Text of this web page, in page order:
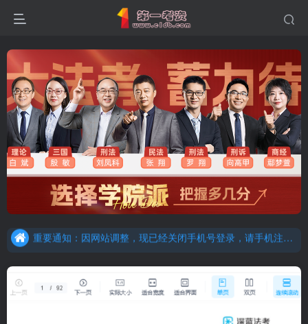
重要通知：因网站调整，现已经关闭手机号登录，请手机注册用户及时添加客服微信（微信号：dykz180），客服会协助将登陆方式更改为邮箱登录！
重要通知：因网站调整，现已经关闭手机号登录，请手机注册用户及时添加客服微信（微信号：dykz180），客服会协助将登陆方式更改为邮箱登录！
更新提示：已经更新部分机构主观题法考资料，推荐厚大的考点清单，高清版，特别适合学习！